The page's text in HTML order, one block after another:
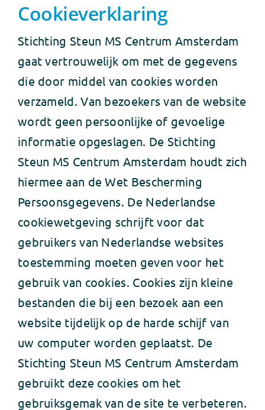
Cookieverklaring
Stichting Steun MS Centrum Amsterdam
gaat vertrouwelijk om met de gegevens
die door middel van cookies worden
verzameld. Van bezoekers van de website
wordt geen persoonlijke of gevoelige
informatie opgeslagen. De Stichting
Steun MS Centrum Amsterdam houdt zich
hiermee aan de Wet Bescherming
Persoonsgegevens. De Nederlandse
cookiewetgeving schrijft voor dat
gebruikers van Nederlandse websites
toestemming moeten geven voor het
gebruik van cookies. Cookies zijn kleine
bestanden die bij een bezoek aan een
website tijdelijk op de harde schijf van
uw computer worden geplaatst. De
Stichting Steun MS Centrum Amsterdam
gebruikt deze cookies om het
gebruiksgemak van de site te verbeteren.